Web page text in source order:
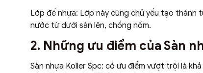
Lớp đế nhựa: Lớp này cũng chủ yếu tạo thành
nước từ dưới sàn lên, chống nồm.
2. Những ưu điểm của Sàn
Sàn nhựa Koller Spc: có ưu điểm vượt trội là